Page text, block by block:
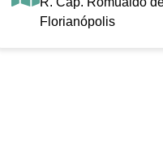
Florianópolis